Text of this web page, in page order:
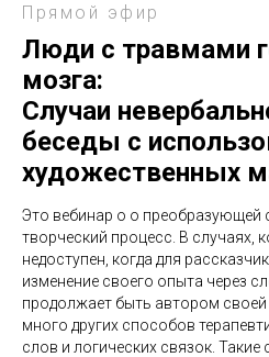
Прямой эфир
Люди с травмами
мозга:
Случаи
беседы с
художественных
Это вебинар о о преобразующей
творческий процесс. В случаях,
недоступен, когда для
изменение своего опыта через
продолжает быть автором
много других способов
слов и логических связок.